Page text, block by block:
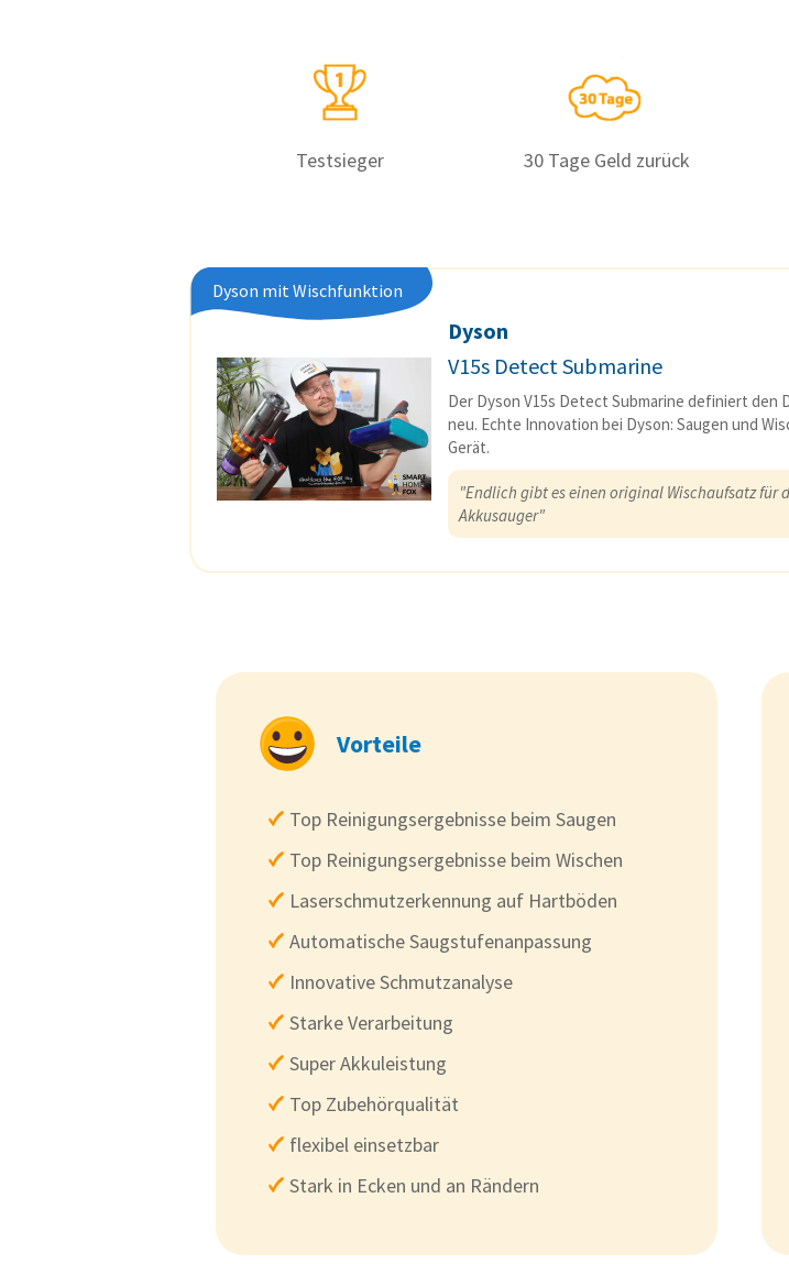
Testsieger 30 Tage Geld zurück
Dyson mit Wischfunktion
Dyson
V15s Detect Submarine
Der Dyson V15s Detect Submarine definiert den
neu. Echte Innovation bei Dyson: Saugen und
Gerät.
"Endlich gibt es einen original Wischaufsatz für
Akkusauger"
Vorteile
Top Reinigungsergebnisse beim Saugen
Top Reinigungsergebnisse beim Wischen
Laserschmutzerkennung auf Hartböden
Automatische Saugstufenanpassung
Innovative Schmutzanalyse
Starke Verarbeitung
Super Akkuleistung
Top Zubehörqualität
flexibel einsetzbar
Stark in Ecken und an Rändern